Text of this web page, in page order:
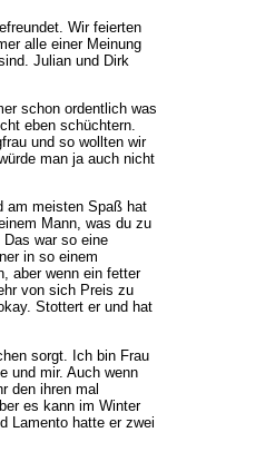
Wir feierten
alle einer Meinung
Julian und Dirk
schon ordentlich was
eben schüchtern.
und so wollten wir
man ja auch nicht
am meisten Spaß hat
Mann, was du zu
war so eine
in so einem
aber wenn ein fetter
von sich Preis zu
Stottert er und hat
sorgt. Ich bin Frau
und mir. Auch wenn
den ihren mal
es kann im Winter
Lamento hatte er zwei